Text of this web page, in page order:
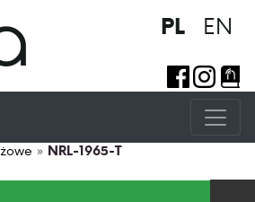
PL EN
» NRL-1965-T